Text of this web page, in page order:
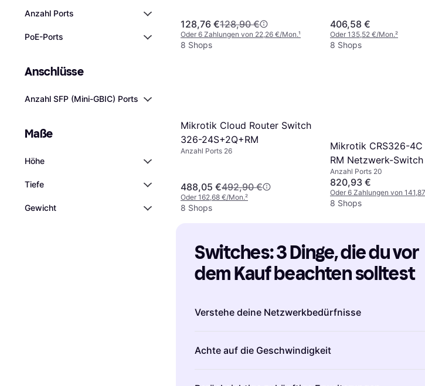
Anzahl Ports
PoE-Ports
Anschlüsse
Anzahl SFP (Mini-GBIC) Ports
Maße
Höhe
Tiefe
Gewicht
128,76 €128,90 €
Oder 6 Zahlungen von 22,26 €/Mon.¹
8 Shops
406,58 €
Oder 135,52 €/Mon.²
8 Shops
Mikrotik Cloud Router Switch
326-24S+2Q+RM
Anzahl Ports 26
488,05 €492,90 €
Oder 162,68 €/Mon.²
8 Shops
Mikrotik CRS326-4C
RM Netzwerk-Switch
Anzahl Ports 20
820,93 €
Oder 6 Zahlungen von
8 Shops
Switches: 3 Dinge, die du vor
dem Kauf beachten solltest
Verstehe deine Netzwerkbedürfnisse
was du von deinem Netzwerk erwartest. Wie viele
Geräte möchtest du anschließen? Benötigst du
over Ethernet (PoE) für Geräte wie IP-Kameras oder
Achte auf die Geschwindigkeit